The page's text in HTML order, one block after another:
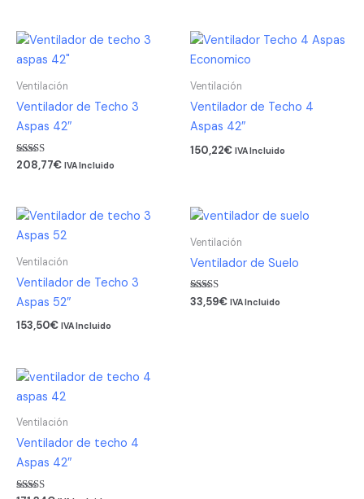
Ventilación
Ventilador de Techo 3
Aspas 42″
Valorado
208,77€ IVA Incluido
Ventilación
Ventilador de Techo 4
Aspas 42″
150,22€ IVA Incluido
Ventilación
Ventilador de Techo 3
Aspas 52″
153,50€ IVA Incluido
Ventilación
Ventilador de Suelo
Valorado
con
33,59€ IVA Incluido
Ventilación
Ventilador de techo 4
Aspas 42″